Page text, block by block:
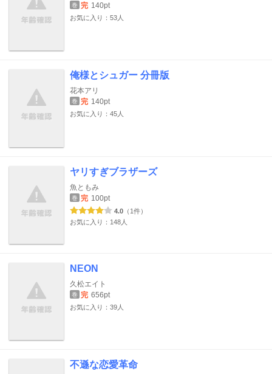
巻 完 140pt
お気に入り：53人
俺様とシュガー 分冊版
花本アリ
巻 完 140pt
お気に入り：45人
ヤリすぎブラザーズ
魚ともみ
巻 完 100pt
4.0 （1件）
お気に入り：148人
NEON
久松エイト
巻 完 656pt
お気に入り：39人
不遜な恋愛革命